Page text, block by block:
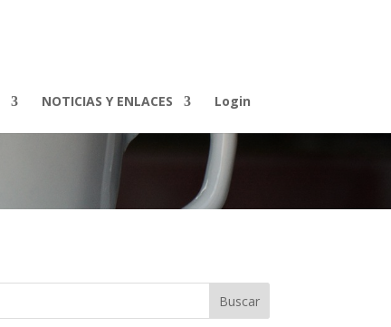
NOTICIAS Y ENLACES Login